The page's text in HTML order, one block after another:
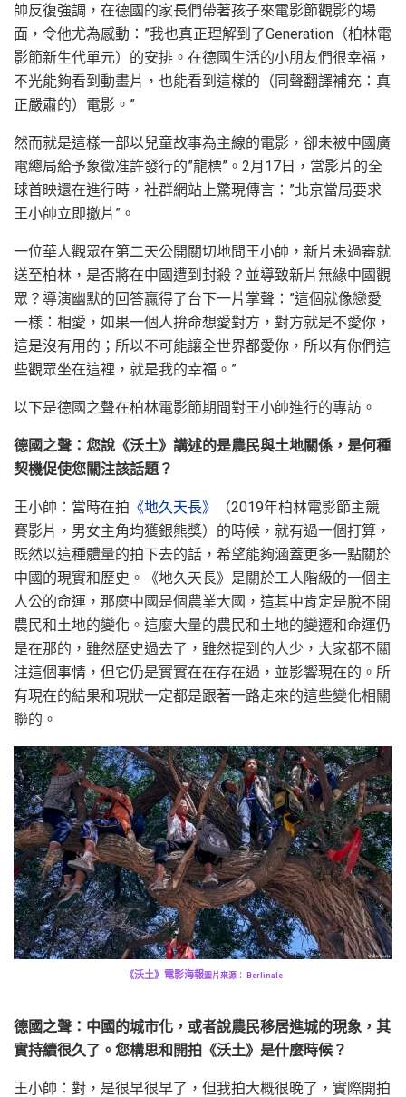
帥反復強調，在德國的家長們帶著孩子來電影節觀影的場
面，令他尤為感動：”我也真正理解到了Generation（柏林電
影節新生代單元）的安排。在德國生活的小朋友們很幸福，
不光能夠看到動畫片，也能看到這樣的（同聲翻譯補充：真
正嚴肅的）電影。”
然而就是這樣一部以兒童故事為主線的電影，卻未被中國廣
電總局給予象徵准許發行的”龍標”。2月17日，當影片的全
球首映還在進行時，社群網站上驚現傳言：”北京當局要求
王小帥立即撤片”。
一位華人觀眾在第二天公開關切地問王小帥，新片未過審就
送至柏林，是否將在中國遭到封殺？並導致新片無緣中國觀
眾？導演幽默的回答贏得了台下一片掌聲：”這個就像戀愛
一樣：相愛，如果一個人拚命想愛對方，對方就是不愛你，
這是沒有用的；所以不可能讓全世界都愛你，所以有你們這
些觀眾坐在這裡，就是我的幸福。”
以下是德國之聲在柏林電影節期間對王小帥進行的專訪。
德國之聲：您說《沃土》講述的是農民與土地關係，是何種
契機促使您關注該話題？
王小帥：當時在拍 《地久天長》
（2019年柏林電影節主競
賽影片，男女主角均獲銀熊獎）的時候，就有過一個打算，
既然以這種體量的拍下去的話，希望能夠涵蓋更多一點關於
中國的現實和歷史。《地久天長》是關於工人階級的一個主
人公的命運，那麼中國是個農業大國，這其中肯定是脫不開
農民和土地的變化。這麼大量的農民和土地的變遷和命運仍
是在那的，雖然歷史過去了，雖然提到的人少，大家都不關
注這個事情，但它仍是實實在在存在過，並影響現在的。所
有現在的結果和現狀一定都是跟著一路走來的這些變化相關
聯的。
《沃土》電影海報圖片來源： Berlinale
德國之聲：中國的城市化，或者說農民移居進城的現象，其
實持續很久了。您構思和開拍《沃土》是什麼時候？
王小帥：對，是很早很早了，但我拍大概很晚了，實際開拍